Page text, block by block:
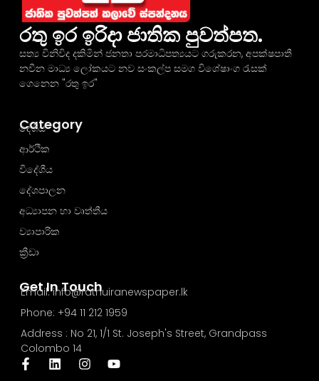
රතු ඉර ඉරිදා ජාතික පුවත්පත.
සත්‍ය විනිවිද දකිමින් ජනතා පරමාධිපත්‍යයට ගරුකරන, අපක්ෂපාතී
නවීන මාධ්‍ය ලෝකයට නව සංකල්ප සමග විශේෂාංග රැසක්
ගෙනෙන "රතු ඉර"
Get In Touch
Email: info@rathuiranewspaper.lk
Phone: +94 11 212 1959
Address : No 21, 1/1 St. Joseph's Street, Grandpass
Colombo 14
Category
දේශීය
ආර්ථික
විදේශීය
දේශපාලන
අධ්‍යාපන හා වෘත්තීය
ව්‍යාපාරික
ක්‍රීඩා